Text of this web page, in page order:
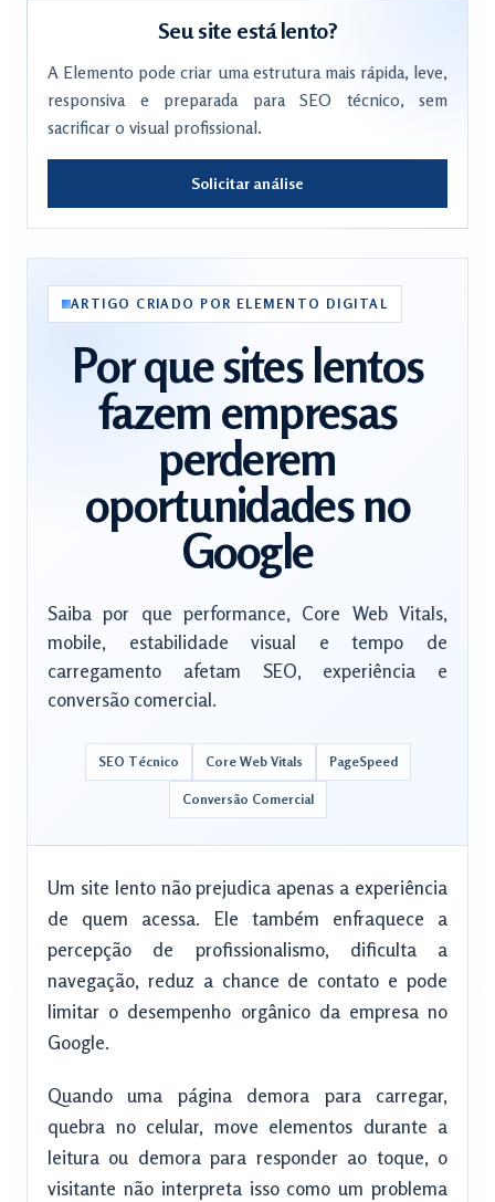
ARTIGO CRIADO POR ELEMENTO DIGITAL
Por que sites lentos
fazem empresas
perderem
oportunidades no
Google
Saiba por que performance, Core Web Vitals,
mobile, estabilidade visual e tempo de
carregamento afetam SEO, experiência e
conversão comercial.
SEO Técnico Core Web Vitals PageSpeed
Conversão Comercial
Um site lento não prejudica apenas a experiência
de quem acessa. Ele também enfraquece a
percepção de profissionalismo, dificulta a
navegação, reduz a chance de contato e pode
limitar o desempenho orgânico da empresa no
Google.
Quando uma página demora para carregar,
quebra no celular, move elementos durante a
leitura ou demora para responder ao toque, o
visitante não interpreta isso como um problema
Seu site está lento?
A Elemento pode criar uma estrutura mais rápida, leve,
responsiva e preparada para SEO técnico, sem
sacrificar o visual profissional.
Solicitar análise